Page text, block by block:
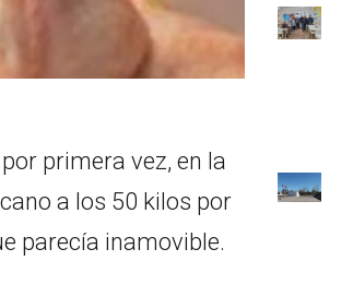
primera vez, en la
a los 50 kilos por
parecía inamovible.